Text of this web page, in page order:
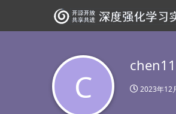
C 2023年12